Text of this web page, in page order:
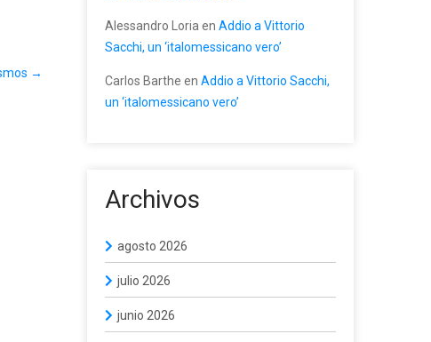
→
Alessandro Loria en Addio a Vittorio
Sacchi, un ‘italomessicano vero’
Carlos Barthe en Addio a Vittorio Sacchi,
un ‘italomessicano vero’
Archivos
agosto 2026
julio 2026
junio 2026